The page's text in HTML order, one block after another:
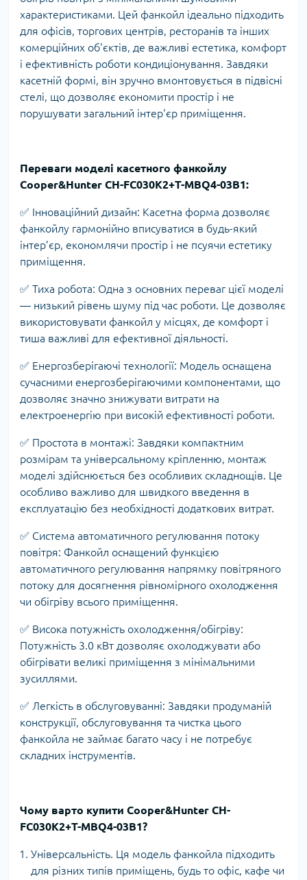
характеристиками. Цей фанкойл ідеально підходить
для офісів, торгових центрів, ресторанів та інших
комерційних об'єктів, де важливі естетика, комфорт
і ефективність роботи кондиціонування. Завдяки
касетній формі, він зручно вмонтовується в підвісні
стелі, що дозволяє економити простір і не
порушувати загальний інтер'єр приміщення.
Переваги моделі касетного фанкойлу
Cooper&Hunter CH-FC030K2+T-MBQ4-03B1:
✅ Інноваційний дизайн: Касетна форма дозволяє
фанкойлу гармонійно вписуватися в будь-який
інтер’єр, економлячи простір і не псуячи естетику
приміщення.
✅ Тиха робота: Одна з основних переваг цієї моделі
— низький рівень шуму під час роботи. Це дозволяє
використовувати фанкойл у місцях, де комфорт і
тиша важливі для ефективної діяльності.
✅ Енергозберігаючі технології: Модель оснащена
сучасними енергозберігаючими компонентами, що
дозволяє значно знижувати витрати на
електроенергію при високій ефективності роботи.
✅ Простота в монтажі: Завдяки компактним
розмірам та універсальному кріпленню, монтаж
моделі здійснюється без особливих складнощів. Це
особливо важливо для швидкого введення в
експлуатацію без необхідності додаткових витрат.
✅ Система автоматичного регулювання потоку
повітря: Фанкойл оснащений функцією
автоматичного регулювання напрямку повітряного
потоку для досягнення рівномірного охолодження
чи обігріву всього приміщення.
✅ Висока потужність охолодження/обігріву:
Потужність 3.0 кВт дозволяє охолоджувати або
обігрівати великі приміщення з мінімальними
зусиллями.
✅ Легкість в обслуговуванні: Завдяки продуманій
конструкції, обслуговування та чистка цього
фанкойла не займає багато часу і не потребує
складних інструментів.
Чому варто купити Cooper&Hunter CH-
FC030K2+T-MBQ4-03B1?
Універсальність. Ця модель фанкойла підходить
для різних типів приміщень, будь то офіс, кафе чи